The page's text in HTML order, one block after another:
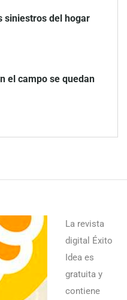
siniestros del hogar
el campo se quedan
La revista
digital Éxito
Idea es
gratuita y
contiene